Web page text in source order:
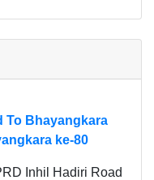
To Bhayangkara
ke-80
Inhil Hadiri Road